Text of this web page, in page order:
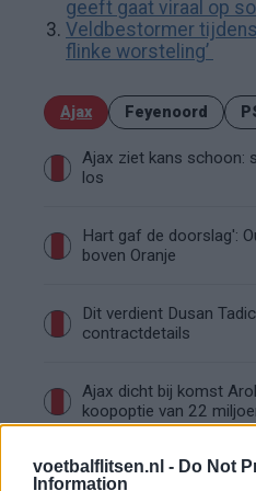
voetbalflitsen.nl - Do Not
Information
geeft gaat viraal op
Veldbestormer tijdens
flinke worsteling’
Ajax Feyenoord
Ajax ziet kans schoon:
los
Hart gaf de doorslag':
boven Oranje
Dit verdient Dusan
contractdetails
Ajax dicht bij komst
koopoptie van 22
Ajax helpt Burnley uit